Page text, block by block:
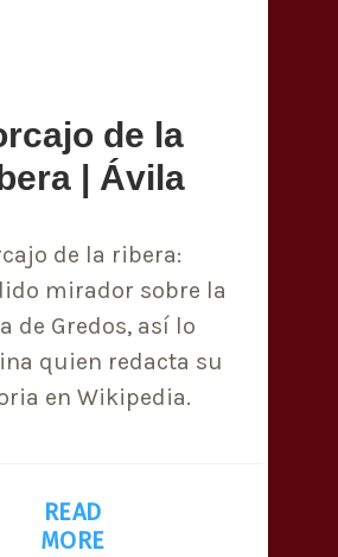
de la
| Ávila
de la ribera:
mirador sobre la
de Gredos, así lo
quien redacta su
en Wikipedia.
READ
MORE